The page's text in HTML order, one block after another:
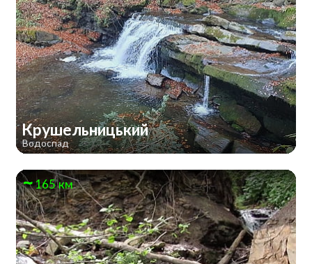
Крушельницький
Водоспад
165 км